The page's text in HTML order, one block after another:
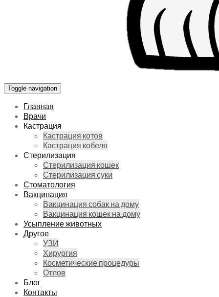
Toggle navigation
Главная
Врачи
Кастрация
Кастрация котов
Кастрация кобеля
Стерилизация
Стерилизация кошек
Стерилизация суки
Стоматология
Вакцинация
Вакцинация собак на дому
Вакцинация кошек на дому
Усыпление животных
Другое
УЗИ
Хирургия
Косметические процедуры
Отлов
Блог
Контакты